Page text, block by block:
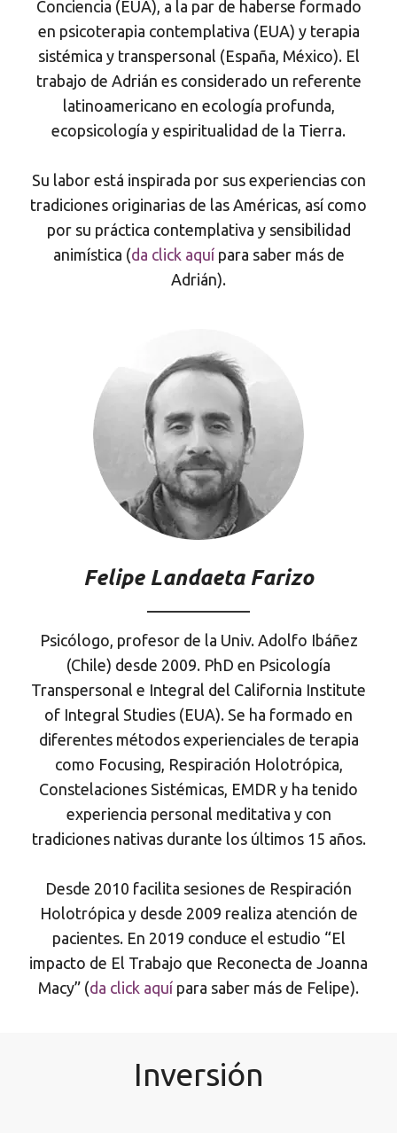
Conciencia (EUA), a la par de haberse formado
en psicoterapia contemplativa (EUA) y terapia
sistémica y transpersonal (España, México). El
trabajo de Adrián es considerado un referente
latinoamericano en ecología profunda,
ecopsicología y espiritualidad de la Tierra.
Su labor está inspirada por sus experiencias con
tradiciones originarias de las Américas, así como
por su práctica contemplativa y sensibilidad
animística (da click aquípara saber más de
Adrián).
Felipe Landaeta Farizo
Psicólogo, profesor de la Univ. Adolfo Ibáñez
(Chile) desde 2009. PhD en Psicología
Transpersonal e Integral del California Institute
of Integral Studies (EUA). Se ha formado en
diferentes métodos experienciales de terapia
como Focusing, Respiración Holotrópica,
Constelaciones Sistémicas, EMDR y ha tenido
experiencia personal meditativa y con
tradiciones nativas durante los últimos 15 años.
Desde 2010 facilita sesiones de Respiración
Holotrópica y desde 2009 realiza atención de
pacientes. En 2019 conduce el estudio “El
impacto de El Trabajo que Reconecta de Joanna
Macy” (da click aquí para saber más de Felipe).
Inversión